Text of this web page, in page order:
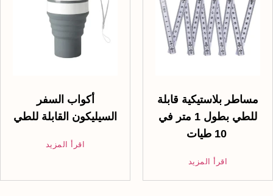
أكواب السفر
السيليكون القابلة للطي
اقرأ المزيد
مساطر بلاستيكية قابلة
للطي بطول 1 متر في
10 طيات
اقرأ المزيد